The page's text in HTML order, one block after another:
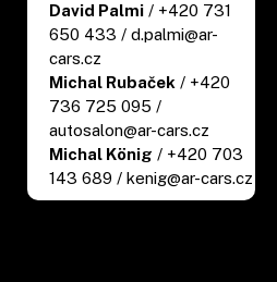
David Palmi / +420 731
650 433 / d.palmi@ar-
cars.cz
Michal Rubaček / +420
736 725 095 /
autosalon@ar-cars.cz
Michal König / +420 703
143 689 / kenig@ar-cars.cz